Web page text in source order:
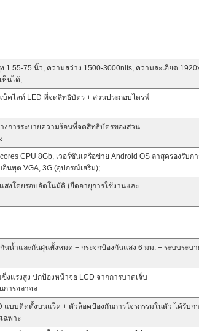
1.55-75 นิ้ว, ความสว่าง 1500-3000nits, ความละเอียด
ห็นได้;
คไลท์ LED ที่จดสิทธิบัตร + ส่วนประกอบไดรฟ์
งการระบายความร้อนที่จดสิทธิบัตรของส่วน
CPU 8Gb, เวอร์ชันเครือข่าย Android OS ล่าสุดรองรับ
อินพุต VGA, 3G (อุปกรณ์เสริม);
งโดยรอบอัตโนมัติ (ยืดอายุการใช้งานและ
กันน้ำและกันฝุ่นทั้งหมด + กระจกป้องกันแสง 6 มม. + ระบบระบ
งแรงสูง ปกป้องหน้าจอ LCD จากการบาดเจ็บ
การจลาจล
แบบติดตั้งบนแร็ค + ตัวล็อคป้องกันการโจรกรรมในตัว ได้รับก
ฉพาะ